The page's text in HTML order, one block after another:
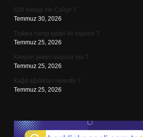
620 Hesap Ne Çalışır ?
Temmuz 30, 2026
Trakea hangi epitel ile kaplıdır ?
Temmuz 25, 2026
Kimyon şekeri düşürür mü ?
Temmuz 25, 2026
Kağıt ağırlıkları nelerdir ?
Temmuz 25, 2026